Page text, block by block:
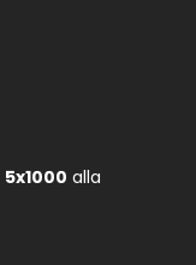
5x1000 alla